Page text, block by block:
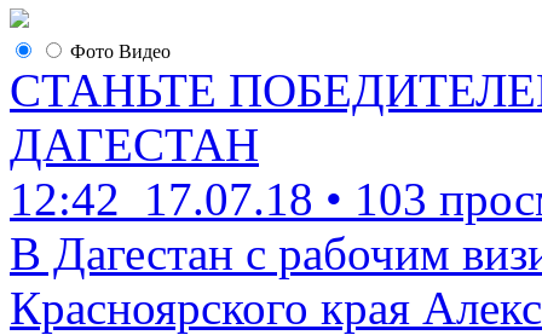
Фото Видео
СТАНЬТЕ
ДАГЕСТАН
12:42 17.07.18 • 103
В Дагестан с рабочим
Красноярского края